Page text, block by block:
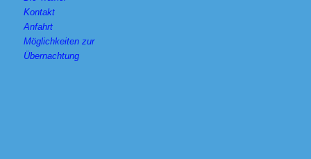
Kontakt
Anfahrt
Möglichkeiten zur
Übernachtung